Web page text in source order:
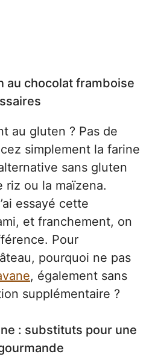
au chocolat framboise
au gluten ? Pas de
simplement la farine
sans gluten
riz ou la maïzena.
essayé cette
et franchement, on
Pour
pourquoi ne pas
, également sans
supplémentaire ?
: substituts pour une